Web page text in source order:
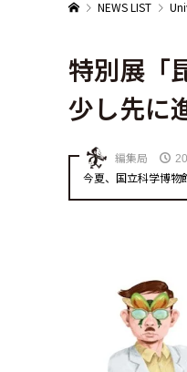
NEWS LIST
特別展「
少し先に
編集局
今夏、国立科学博物